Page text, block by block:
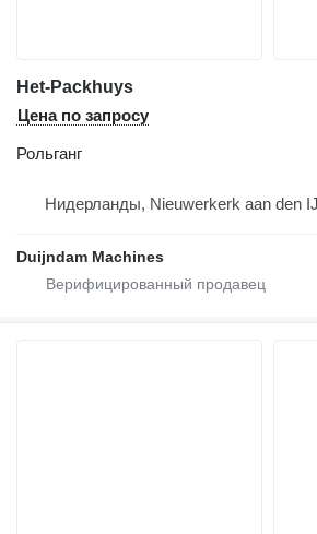
Het-Packhuys
Цена по запросу
Рольганг
Нидерланды, Nieuwerkerk aan den
Duijndam Machines